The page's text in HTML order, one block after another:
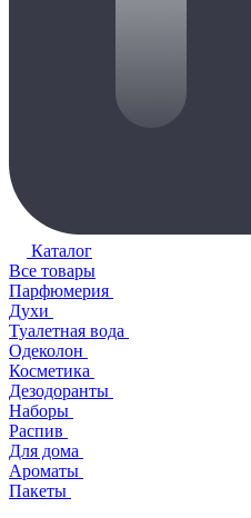
Каталог
Все товары
Парфюмерия
Духи
Туалетная вода
Одеколон
Косметика
Дезодоранты
Наборы
Распив
Для дома
Ароматы
Пакеты